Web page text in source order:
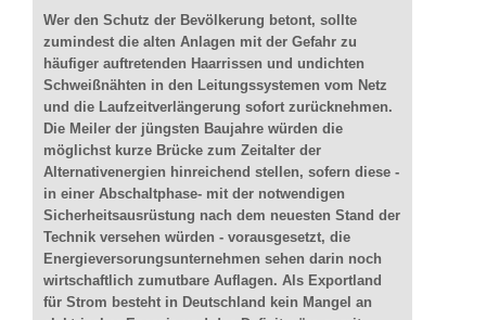
Wer den Schutz der Bevölkerung betont, sollte
zumindest die alten Anlagen mit der Gefahr zu
häufiger auftretenden Haarrissen und undichten
Schweißnähten in den Leitungssystemen vom Netz
und die Laufzeitverlängerung sofort zurücknehmen.
Die Meiler der jüngsten Baujahre würden die
möglichst kurze Brücke zum Zeitalter der
Alternativenergien hinreichend stellen, sofern diese -
in einer Abschaltphase- mit der notwendigen
Sicherheitsausrüstung nach dem neuesten Stand der
Technik versehen würden - vorausgesetzt, die
Energieversorungsunternehmen sehen darin noch
wirtschaftlich zumutbare Auflagen. Als Exportland
für Strom besteht in Deutschland kein Mangel an